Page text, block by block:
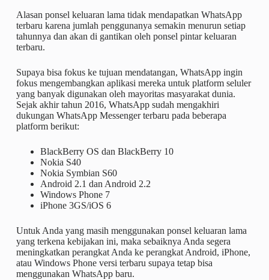
Alasan ponsel keluaran lama tidak mendapatkan WhatsApp
terbaru karena jumlah penggunanya semakin menurun setiap
tahunnya dan akan di gantikan oleh ponsel pintar keluaran
terbaru.
Supaya bisa fokus ke tujuan mendatangan, WhatsApp ingin
fokus mengembangkan aplikasi mereka untuk platform seluler
yang banyak digunakan oleh mayoritas masyarakat dunia.
Sejak akhir tahun 2016, WhatsApp sudah mengakhiri
dukungan WhatsApp Messenger terbaru pada beberapa
platform berikut:
BlackBerry OS dan BlackBerry 10
Nokia S40
Nokia Symbian S60
Android 2.1 dan Android 2.2
Windows Phone 7
iPhone 3GS/iOS 6
Untuk Anda yang masih menggunakan ponsel keluaran lama
yang terkena kebijakan ini, maka sebaiknya Anda segera
meningkatkan perangkat Anda ke perangkat Android, iPhone,
atau Windows Phone versi terbaru supaya tetap bisa
menggunakan WhatsApp baru.